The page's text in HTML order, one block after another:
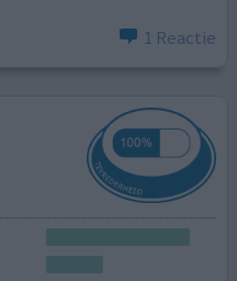
1 Reactie